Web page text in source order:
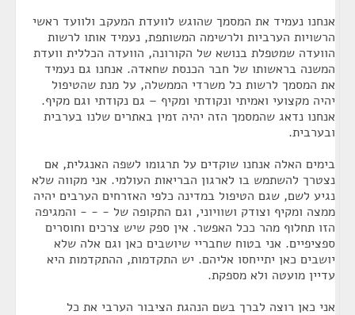
אנחנו נעמיד את המסמך שהוגש לוועדת המעקב ולוועד ראשי
הרשויות הערביות ולרשימה המשותפת, נעמיד אותו לרשות
הוועדה שמטפלת בנושא של הקורונה, הוועדה הכללית וועדת
המשנה בראשותו של חבר הכנסת שחאדה. אנחנו גם נעמיד
את המסמך לרשות כל משרדי הממשלה, על מנת שהטיפול
יהיה מקצועי ואמיתי ונקודתי ומקיף – גם נקודתי וגם מקיף.
אנחנו נדאג שהמסמך הזה יהיה זמין באתרים שלנו בערבית
ובערבית.
בימים האלה אנחנו שוקדים על תרגומו לשפה האנגלית, אם
נצטרך להשתמש בו לארגון הבריאות העולמי. אני מקווה שלא
נגיע לשם, שגם הטיפול במדינה כלפי האזרחים הערבים יהיה
ממצה ומקיף וצודק ושוויוני, וגם התקופה של - - - והמגיפה
הזו תחלוף מהר ככל האפשר. אין ספק שיש צרכים וחוסרים
ספציפיים. אני בטוח שחבריי שיושבים כאן וגם אלה שלא
יושבים כאן יתייחסו אליהם. יש התקדמות, ההתקדמות היא
עדיין מועטה ולא מספקת.
אני כאן רוצה לברך בשם הנהגת הציבור הערבי את כל